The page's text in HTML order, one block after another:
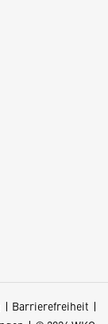
Barrierefreiheit